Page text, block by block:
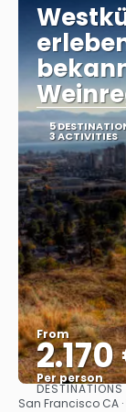
5
3 ACTIVITIES
From
Per person
DESTINATIONS
San Francisco CA ·